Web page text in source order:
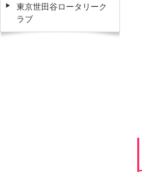
東京世田谷ロータリーク
ラブ